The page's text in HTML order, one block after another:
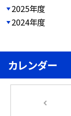
2025年度
2024年度
カレンダー